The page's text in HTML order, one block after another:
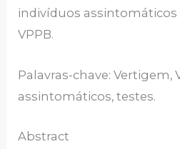
indivíduos
VPPB.
Palavras-chave: Vertigem,
assintomáticos, testes.
Abstract